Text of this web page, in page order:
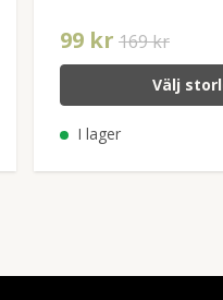
99 kr 169 kr
Välj
I lager